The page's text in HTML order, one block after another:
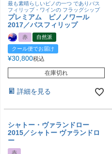
最も素晴らしいピノの一つ でありバス
フィリップ・ワインの フラッグシップ
プレミアム ピノノワール
2017／バスフィリップ
赤
自然派
クール便でお届け
¥30,800税込
在庫切れ
詳細を見る
シャトー・ヴァランドロー
2015／シャトー ヴァランドロ
ー
赤